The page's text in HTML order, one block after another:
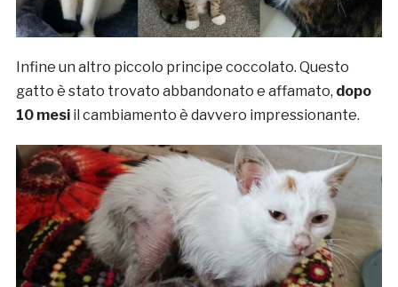
Infine un altro piccolo principe coccolato. Questo
gatto è stato trovato abbandonato e affamato, dopo
10 mesiil cambiamento è davvero impressionante.